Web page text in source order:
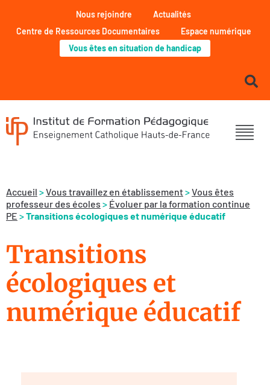
Nous rejoindre
Actualités
Centre de Ressources Documentaires
Espace numérique
Vous êtes en situation de handicap
Accueil >Vous travaillez en établissement>Vous êtes
professeur des écoles > Évoluer par la formation continue
PE >Transitions écologiques et numérique éducatif
Transitions
écologiques et
numérique éducatif